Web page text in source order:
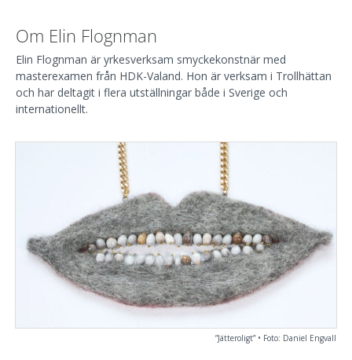
Om Elin Flognman
Elin Flognman är yrkesverksam smyckekonstnär med
masterexamen från HDK-Valand. Hon är verksam i Trollhättan
och har deltagit i flera utställningar både i Sverige och
internationellt.
”Jätteroligt” • Foto: Daniel Engvall